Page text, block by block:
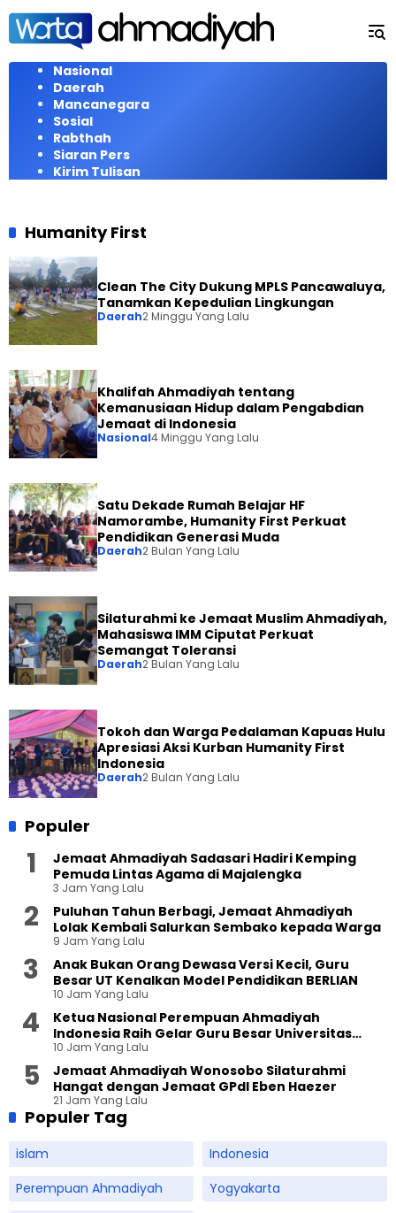
Langsung
konten
Nasional
Daerah
Mancanegara
Sosial
Rabthah
Siaran Pers
Kirim Tulisan
Humanity First
Clean The City Dukung MPLS Pancawaluya,
Tanamkan Kepedulian Lingkungan
Daerah2 Minggu Yang Lalu
Khalifah Ahmadiyah tentang
Kemanusiaan Hidup dalam Pengabdian
Jemaat di Indonesia
Nasional4 Minggu Yang Lalu
Satu Dekade Rumah Belajar HF
Namorambe, Humanity First Perkuat
Pendidikan Generasi Muda
Daerah2 Bulan Yang Lalu
Silaturahmi ke Jemaat Muslim Ahmadiyah,
Mahasiswa IMM Ciputat Perkuat
Semangat Toleransi
Daerah2 Bulan Yang Lalu
Tokoh dan Warga Pedalaman Kapuas Hulu
Apresiasi Aksi Kurban Humanity First
Indonesia
Daerah2 Bulan Yang Lalu
Populer
Jemaat Ahmadiyah Sadasari Hadiri Kemping
Pemuda Lintas Agama di Majalengka
3 Jam Yang Lalu
Puluhan Tahun Berbagi, Jemaat Ahmadiyah
Lolak Kembali Salurkan Sembako kepada Warga
9 Jam Yang Lalu
Anak Bukan Orang Dewasa Versi Kecil, Guru
Besar UT Kenalkan Model Pendidikan BERLIAN
10 Jam Yang Lalu
Ketua Nasional Perempuan Ahmadiyah
Indonesia Raih Gelar Guru Besar Universitas
Terbuka
10 Jam Yang Lalu
Jemaat Ahmadiyah Wonosobo Silaturahmi
Hangat dengan Jemaat GPdI Eben Haezer
21 Jam Yang Lalu
Populer Tag
islam
Indonesia
Perempuan Ahmadiyah
Yogyakarta